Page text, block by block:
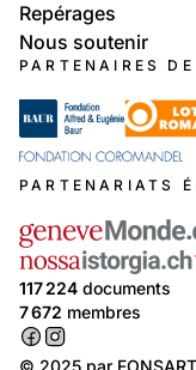
Repérages
Nous soutenir
PARTENAIRES
PARTENARIATS
117 224 documents
7 672 membres
© 2025 par FONSART